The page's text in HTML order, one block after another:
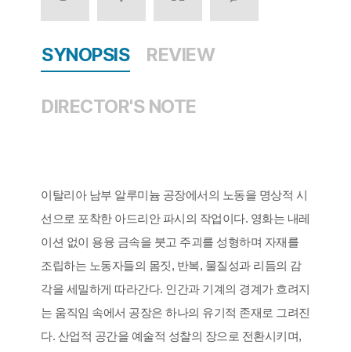
SYNOPSIS REVIEW
DIRECTOR'S NOTE
이탈리아 남부 알루미늄 공장에서의 노동을 명상적 시
선으로 포착한 아드리안 파시의 작업이다. 영화는 내레
이션 없이 용융 금속을 붓고 주괴를 성형하며 자재를
조립하는 노동자들의 몸짓, 반복, 물질성과 리듬의 감
각을 세밀하게 따라간다. 인간과 기계의 경계가 흐려지
는 움직임 속에서 공장은 하나의 유기적 존재로 그려진
다. 산업적 공간을 예술적 성찰의 장으로 전환시키며,